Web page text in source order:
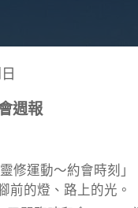
週報
修運動～約會時刻
前的燈、路上的光。